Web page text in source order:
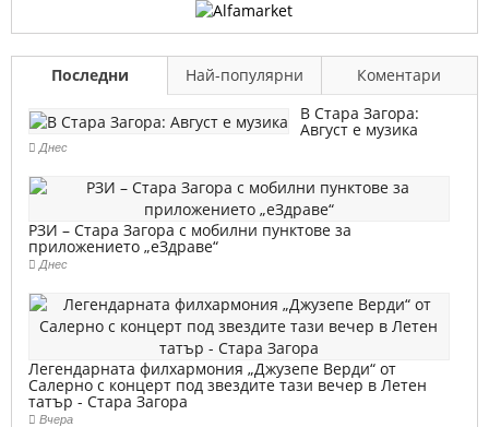
Последни Най-популярни
Коментари
В Стара Загора:
Август е музика
Днес
РЗИ – Стара Загора с мобилни пунктове за
приложението „еЗдраве“
Днес
Легендарната филхармония „Джузепе Верди“ от
Салерно с концерт под звездите тази вечер в Летен
татър - Стара Загора
Вчера